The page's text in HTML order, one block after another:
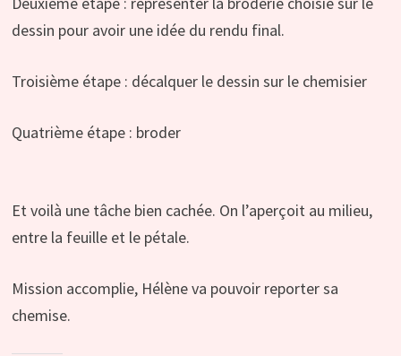
dessin pour avoir une idée du rendu final.
Troisième étape : décalquer le dessin sur le chemisier
Quatrième étape : broder
Et voilà une tâche bien cachée. On l’aperçoit au milieu,
entre la feuille et le pétale.
Mission accomplie, Hélène va pouvoir reporter sa
chemise.